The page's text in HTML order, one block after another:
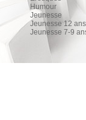
Humour
Jeunesse
Jeunesse 12
Jeunesse 7-9